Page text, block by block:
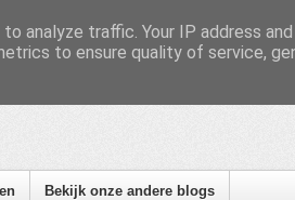
Bekijk onze andere blogs
analyze traffic. Your IP address
to ensure quality of service,